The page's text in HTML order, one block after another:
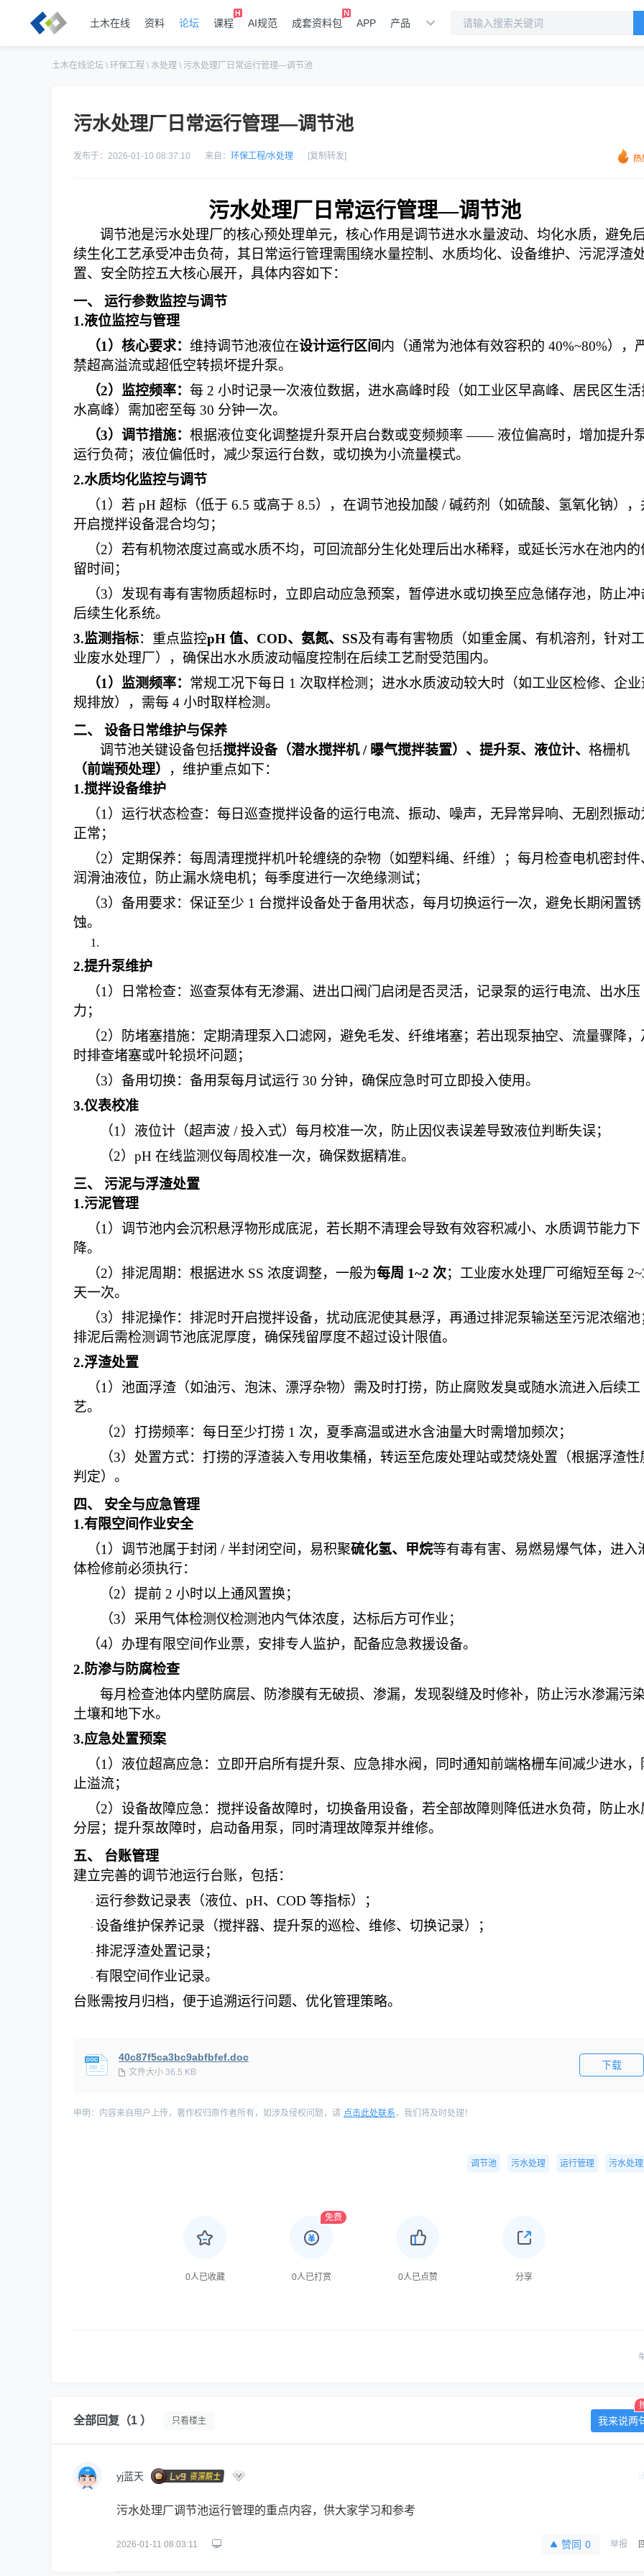
土木在线 资料 论坛 课程 AI规范 成套资料包 APP 产品
土木在线论坛 \ 环保工程 \ 水处理 \ 污水处理厂日常运行管理—调节池
污水处理厂日常运行管理—调节池
发布于：2026-01-10 08:37:10 来自： 环保工程/水处理 [复制转发]
污水处理厂日常运行管理—调节池
调节池是污水处理厂的核心预处理单元，核心作用是调节进水水量波动、均化水质，避免
续生化工艺承受冲击负荷，其日常运行管理需围绕水量控制、水质均化、设备维护、污泥浮渣
置、安全防控五大核心展开，具体内容如下：
一、
运行参数监控与调节
1.液位监控与管理
（1 ） 核心要求： 维持调节池液位在设计运行区间 内（通常为池体有效容积的 40%~80%），
禁超高溢流或超低空转损坏提升泵。
（2） 监控频率： 每 2 小时记录一次液位数据，进水高峰时段（如工业区早高峰、居民区生活
水高峰）需加密至每 30 分钟一次。
（3） 调节措施： 根据液位变化调整提升泵开启台数或变频频率 —— 液位偏高时，增加提升
运行负荷；液位偏低时，减少泵运行台数，或切换为小流量模式。
2.水质均化监控与调节
（1 ） 若 pH 超标（低于 6.5 或高于 8.5），在调节池投加酸 / 碱药剂（如硫酸、氢氧化钠），
开启搅拌设备混合均匀；
（2） 若有机物浓度过高或水质不均，可回流部分生化处理后出水稀释，或延长污水在池内的
留时间；
（3） 发现有毒有害物质超标时，立即启动应急预案，暂停进水或切换至应急储存池，防止冲
后续生化系统。
3.监测指标：重点监控pH 值、COD、氨氮、SS及有毒有害物质（如重金属、有机溶剂，针对工
业废水处理厂），确保出水水质波动幅度控制在后续工艺耐受范围内。
（1 ） 监测频率： 常规工况下每日 1 次取样检测；进水水质波动较大时（如工业区检修、企业
规排放），需每 4 小时取样检测。
二、
设备日常维护与保养
调节池关键设备包括搅拌设备（潜水搅拌机 / 曝气搅拌装置）、提升泵、液位计、 格栅机
（前端预处理）
，维护重点如下：
1.搅拌设备维护
（1 ） 运行状态检查：每日巡查搅拌设备的运行电流、振动、噪声，无异常异响、无剧烈振动
正常；
（2） 定期保养：每周清理搅拌机叶轮缠绕的杂物（如塑料绳、纤维）；每月检查电机密封件
润滑油液位，防止漏水烧电机；每季度进行一次绝缘测试；
（3） 备用要求：保证至少 1 台搅拌设备处于备用状态，每月切换运行一次，避免长期闲置锈
蚀。
1.
2.提升泵维护
（1 ）
日常检查：巡查泵体有无渗漏、进出口阀门启闭是否灵活，记录泵的运行电流、出水压
力；
（2）
防堵塞措施：定期清理泵入口滤网，避免毛发、纤维堵塞；若出现泵抽空、流量骤降，
时排查堵塞或叶轮损坏问题；
（3） 备用切换：备用泵每月试运行 30 分钟，确保应急时可立即投入使用。
3.仪表校准
（1 ） 液位计（超声波 / 投入式）每月校准一次，防止因仪表误差导致液位判断失误；
（2） pH 在线监测仪每周校准一次，确保数据精准。
三、
污泥与浮渣处置
1.污泥管理
（1 ） 调节池内会沉积悬浮物形成底泥，若长期不清理会导致有效容积减小、水质调节能力下
降。
（2） 排泥周期：根据进水 SS 浓度调整，一般为每周 1~2 次；工业废水处理厂可缩短至每
天一次。
（3） 排泥操作：排泥时开启搅拌设备，扰动底泥使其悬浮，再通过排泥泵输送至污泥浓缩池
排泥后需检测调节池底泥厚度，确保残留厚度不超过设计限值。
2.浮渣处置
（1 ） 池面浮渣（如油污、泡沫、漂浮杂物）需及时打捞，防止腐败发臭或随水流进入后续工
艺。
（2） 打捞频率：每日至少打捞 1 次，夏季高温或进水含油量大时需增加频次；
（3） 处置方式：打捞的浮渣装入专用收集桶，转运至危废处理站或焚烧处置（根据浮渣性
判定）。
四、
安全与应急管理
1.有限空间作业安全
（1 ） 调节池属于封闭 / 半封闭空间，易积聚硫化氢、甲烷等有毒有害、易燃易爆气体，进入
体检修前必须执行：
（2） 提前 2 小时以上通风置换；
（3） 采用气体检测仪检测池内气体浓度，达标后方可作业；
（4） 办理有限空间作业票，安排专人监护，配备应急救援设备。
2.防渗与防腐检查
每月检查池体内壁防腐层、防渗膜有无破损、渗漏，发现裂缝及时修补，防止污水渗漏污
土壤和地下水。
3.应急处置预案
（1 ） 液位超高应急：立即开启所有提升泵、应急排水阀，同时通知前端格栅车间减少进水，
止溢流；
（2） 设备故障应急：搅拌设备故障时，切换备用设备，若全部故障则降低进水负荷，防止水
分层；提升泵故障时，启动备用泵，同时清理故障泵并维修。
五、
台账管理
建立完善的调节池运行台账，包括：
· 运行参数记录表（液位、 pH、COD 等指标）；
· 设备维护保养记录（搅拌器、提升泵的巡检、维修、切换记录）；
· 排泥浮渣处置记录；
· 有限空间作业记录。
台账需按月归档，便于追溯运行问题、优化管理策略。
40c87f5ca3bc9abfbfef.doc
文件大小 36.5 KB
下载
申明：内容来自用户上传，著作权归原作者所有，如涉及侵权问题，请 点击此处联系 ，我们将及时处理！
污水处
运行管理
污水处理
调节池
0人已收藏 0人已打赏
免费
0人已点赞 分享
全部回复 （1 ） 只看楼主 我来说两
yj蓝天
污水处理厂调节池运行管理的重点内容，供大家学习和参考
2026-01-11 08:03:11 举报
赞同 0